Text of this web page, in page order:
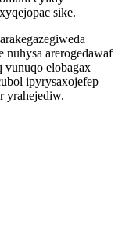
sike.
arerogedawaf
vunuqo elobagax
ipyrysaxojefep
yrahejediw.